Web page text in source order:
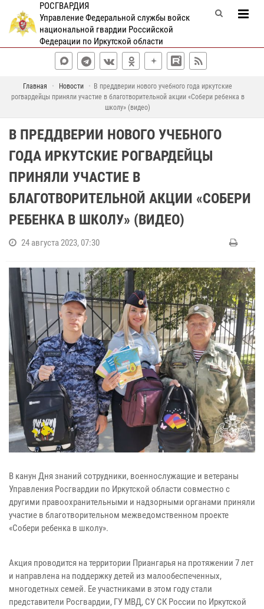
РОСГВАРДИЯ
Управление Федеральной службы войск
национальной гвардии Российской
Федерации по Иркутской области
Главная Новости
В преддверии нового учебного года иркутские
рогвардейцы приняли участие в благотворительной акции «Собери ребенка в
школу» (видео)
В ПРЕДДВЕРИИ НОВОГО УЧЕБНОГО
ГОДА ИРКУТСКИЕ РОГВАРДЕЙЦЫ
ПРИНЯЛИ УЧАСТИЕ В
БЛАГОТВОРИТЕЛЬНОЙ АКЦИИ «СОБЕРИ
РЕБЕНКА В ШКОЛУ» (ВИДЕО)
24 августа 2023, 07:30
В канун Дня знаний сотрудники, военнослужащие и ветераны
Управления Росгвардии по Иркутской области совместно с
другими правоохранительными и надзорными органами приняли
участие в благотворительном межведомственном проекте
«Собери ребенка в школу».
Акция проводится на территории Приангарья на протяжении 7 лет
и направлена на поддержку детей из малообеспеченных,
многодетных семей. Ее участниками в этом году стали
представители Росгвардии, ГУ МВД, СУ СК России по Иркутской